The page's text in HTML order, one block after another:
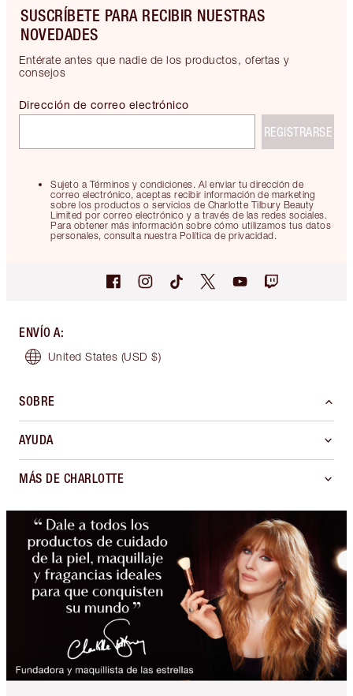
SUSCRÍBETE PARA RECIBIR NUESTRAS
NOVEDADES
Entérate antes que nadie de los productos, ofertas y
consejos
Sujeto a Términos y condiciones. Al enviar tu dirección de
correo electrónico, aceptas recibir información de marketing
sobre los productos o servicios de Charlotte Tilbury Beauty
Limited por correo electrónico y a través de las redes sociales.
Para obtener más información sobre cómo utilizamos tus datos
personales, consulta nuestra Política de privacidad.
Dirección de correo electrónico
REGISTRARSE
ENVÍO A:
United States (USD $)
SOBRE
AYUDA
MÁS DE CHARLOTTE